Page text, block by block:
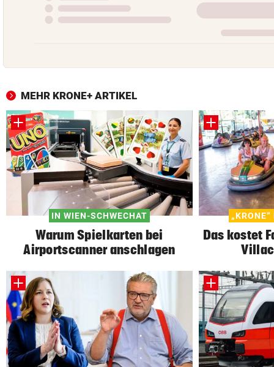
MEHR KRONE+ ARTIKEL
IN WIEN-SCHWECHAT
Warum Spielkarten bei
Airportscanner anschlagen
Das kostet